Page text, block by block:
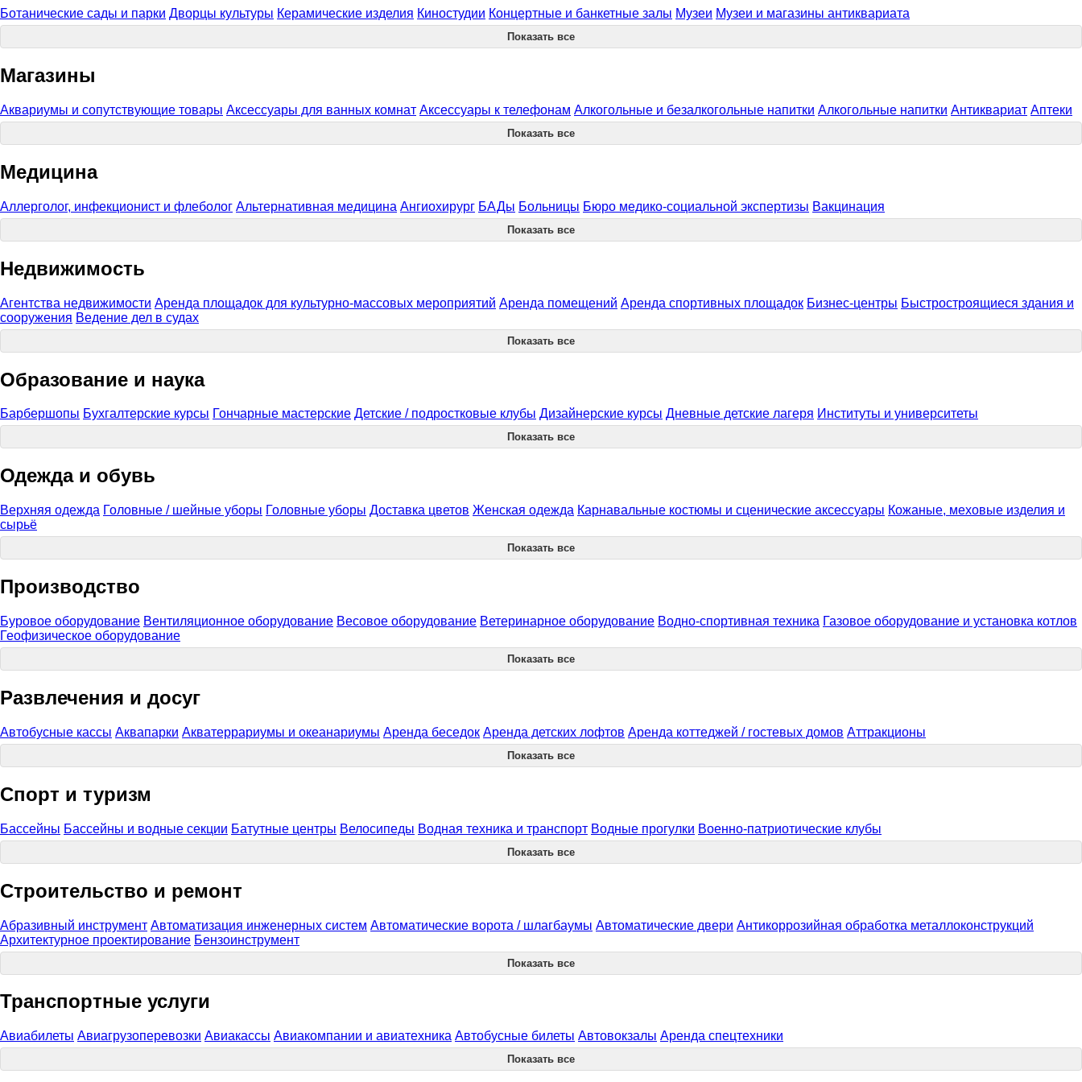
Ботанические сады и парки Дворцы культуры Керамические изделия Киностудии Концертные и банкетные залы Музеи Музеи и магазины антиквариата
Показать все
Магазины
Аквариумы и сопутствующие товары Аксессуары для ванных комнат Аксессуары к телефонам Алкогольные и безалкогольные напитки Алкогольные напитки Антиквариат Аптеки
Показать все
Медицина
Аллерголог, инфекционист и флеболог Альтернативная медицина Ангиохирург БАДы Больницы Бюро медико-социальной экспертизы Вакцинация
Показать все
Недвижимость
Агентства недвижимости Аренда площадок для культурно-массовых мероприятий Аренда помещений Аренда спортивных площадок Бизнес-центры Быстростроящиеся здания и
сооружения Ведение дел в судах
Показать все
Образование и наука
Барбершопы Бухгалтерские курсы Гончарные мастерские Детские / подростковые клубы Дизайнерские курсы Дневные детские лагеря Институты и университеты
Показать все
Одежда и обувь
Верхняя одежда Головные / шейные уборы Головные уборы Доставка цветов Женская одежда Карнавальные костюмы и сценические аксессуары Кожаные, меховые изделия и
сырьё
Показать все
Производство
Буровое оборудование Вентиляционное оборудование Весовое оборудование Ветеринарное оборудование Водно-спортивная техника Газовое оборудование и установка котлов
Геофизическое оборудование
Показать все
Развлечения и досуг
Автобусные кассы Аквапарки Акватеррариумы и океанариумы Аренда беседок Аренда детских лофтов Аренда коттеджей / гостевых домов Аттракционы
Показать все
Спорт и туризм
Бассейны Бассейны и водные секции Батутные центры Велосипеды Водная техника и транспорт Водные прогулки Военно-патриотические клубы
Показать все
Строительство и ремонт
Абразивный инструмент Автоматизация инженерных систем Автоматические ворота / шлагбаумы Автоматические двери Антикоррозийная обработка металлоконструкций
Архитектурное проектирование Бензоинструмент
Показать все
Транспортные услуги
Авиабилеты Авиагрузоперевозки Авиакассы Авиакомпании и авиатехника Автобусные билеты Автовокзалы Аренда спецтехники
Показать все